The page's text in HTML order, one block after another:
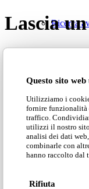
Questo sito
Utilizziamo i
fornire funzionalità
traffico.
utilizzi il nostro
analisi dei dati
combinarle con
hanno raccolto dal
Rifiuta
Ricerca
Groove
Tracks
Lascia
NEWS»
DOMINGO»
COLLEZIONI»
PROGETTI»
CONTATTI»